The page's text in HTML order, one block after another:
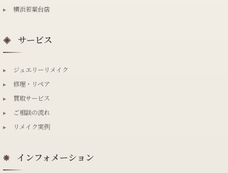
▸
横浜若葉台店
◈ サービス
▸
ジュエリーリメイク
▸
修理・リペア
▸
買取サービス
▸
ご相談の流れ
▸
リメイク実例
❋ インフォメーション